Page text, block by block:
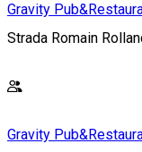
Gravity
Strada Romain
Gravity